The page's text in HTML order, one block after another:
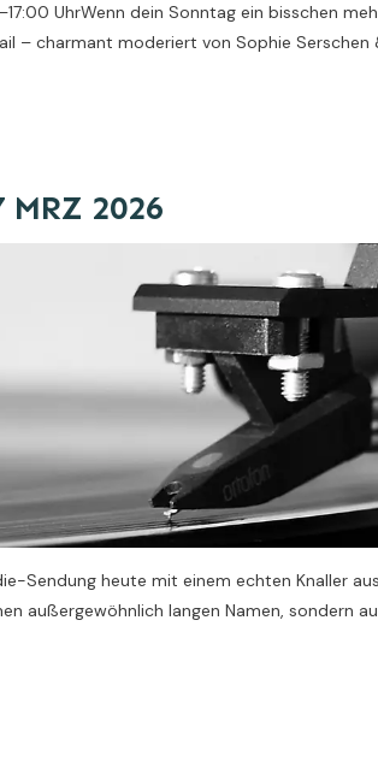
UhrWenn dein Sonntag ein bisschen
– charmant moderiert von Sophie Serschen
2026
Sendung heute mit einem echten Knaller
außergewöhnlich langen Namen, sondern